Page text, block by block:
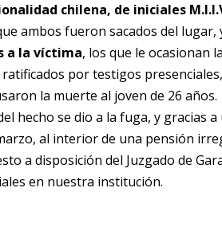
chilena, de iniciales
ambos fueron sacados del
a la víctima, los que le ocasionan
por testigos
la muerte al joven de 26 años.
hecho se dio a la fuga, y gracias
al interior de una pensión
a disposición del Juzgado de
en nuestra institución.